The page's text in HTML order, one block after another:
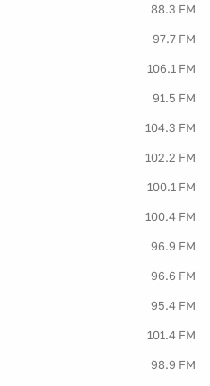
88.3 FM
97.7 FM
106.1 FM
91.5 FM
104.3 FM
102.2 FM
100.1 FM
100.4 FM
96.9 FM
96.6 FM
95.4 FM
101.4 FM
98.9 FM